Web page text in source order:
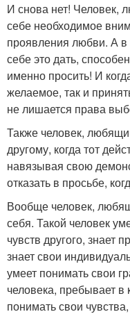
И снова нет! Человек,
себе необходимое
проявления любви. А в
себе это дать,
именно просить! И
желаемое, так и
не лишается права
Также человек,
другому, когда тот
навязывая свою
отказать в просьбе,
Вообще человек,
себя. Такой человек
чувств другого, знает
знает свои
умеет понимать свои
человека, пребывает в
понимать свои